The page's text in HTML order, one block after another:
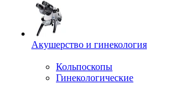
Акушерство и гинекология
Кольпоскопы
Гинекологические